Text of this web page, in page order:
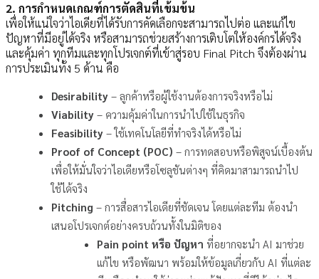
2. การกำหนดเกณฑ์การตัดสินที่เข้มข้น
เพื่อให้แน่ใจว่าไอเดียที่ได้รับการคัดเลือกจะสามารถไปต่อ และแก้ไข
ปัญหาที่มีอยู่ได้จริง หรือสามารถช่วยสร้างการเติบโตให้องค์กรได้จริง
และคุ้มค่า ทุกทีมและทุกโปรเจกต์ที่เข้าสู่รอบ Final Pitch จึงต้องผ่าน
การประเมินทั้ง 5 ด้าน คือ
Desirability – ลูกค้าหรือผู้ใช้งานต้องการจริงหรือไม่
Viability – ความคุ้มค่าในการนำไปใช้ในธุรกิจ
Feasibility – ใช้เทคโนโลยีที่ทำจริงได้หรือไม่
Proof of Concept (POC) – การทดสอบหรือพิสูจน์เบื้องต้น
เพื่อให้มั่นใจว่าไอเดียหรือโซลูชันต่างๆ ที่คิดมาสามารถนำไป
ใช้ได้จริง
Pitching – การสื่อสารไอเดียที่ชัดเจน โดยแต่ละทีม ต้องนำ
เสนอโปรเจกต์อย่างครบถ้วนทั้งในมิติของ
Pain point หรือ ปัญหา ที่อยากจะนำ AI มาช่วย
แก้ไข หรือพัฒนา พร้อมให้ข้อมูลเกี่ยวกับ AI ที่แต่ละ